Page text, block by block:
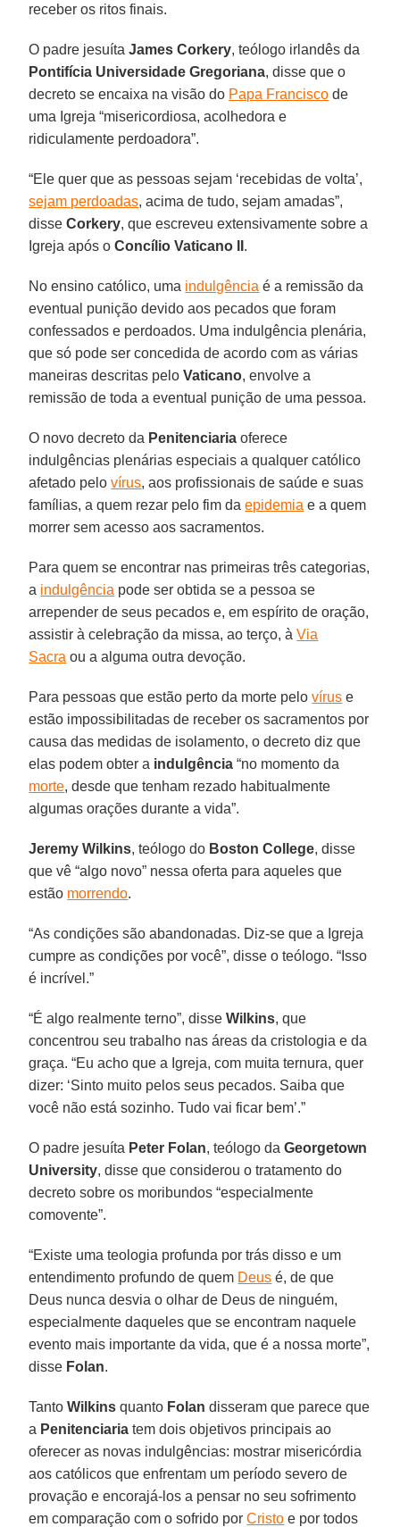
receber os ritos finais.
O padre jesuítaJames Corkery, teólogo irlandês da
Pontifícia Universidade Gregoriana, disse que o
decreto se encaixa na visão do Papa Francisco de
uma Igreja “misericordiosa, acolhedora e
ridiculamente perdoadora”.
“Ele quer que as pessoas sejam ‘recebidas de volta’,
sejam perdoadas, acima de tudo, sejam amadas”,
disseCorkery, que escreveu extensivamente sobre a
Igreja após oConcílio Vaticano II .
No ensino católico, uma indulgência é a remissão da
eventual punição devido aos pecados que foram
confessados e perdoados. Uma indulgência plenária,
que só pode ser concedida de acordo com as várias
maneiras descritas peloVaticano, envolve a
remissão de toda a eventual punição de uma pessoa.
O novo decreto da Penitenciaria oferece
indulgências plenárias especiais a qualquer católico
afetado pelovírus, aos profissionais de saúde e suas
famílias, a quem rezar pelo fim daepidemia e a quem
morrer sem acesso aos sacramentos.
Para quem se encontrar nas primeiras três categorias,
a indulgência pode ser obtida se a pessoa se
arrepender de seus pecados e, em espírito de oração,
assistir à celebração da missa, ao terço, àVia
Sacra ou a alguma outra devoção.
Para pessoas que estão perto da morte pelovírus e
estão impossibilitadas de receber os sacramentos por
causa das medidas de isolamento, o decreto diz que
elas podem obter a indulgência “no momento da
morte, desde que tenham rezado habitualmente
algumas orações durante a vida”.
Jeremy Wilkins, teólogo do Boston College, disse
que vê “algo novo” nessa oferta para aqueles que
estão morrendo.
“As condições são abandonadas. Diz-se que a Igreja
cumpre as condições por você”, disse o teólogo. “Isso
é incrível.”
“É algo realmente terno”, disseWilkins, que
concentrou seu trabalho nas áreas da cristologia e da
graça. “Eu acho que a Igreja, com muita ternura, quer
dizer: ‘Sinto muito pelos seus pecados. Saiba que
você não está sozinho. Tudo vai ficar bem’.”
O padre jesuíta Peter Folan, teólogo daGeorgetown
University, disse que considerou o tratamento do
decreto sobre os moribundos “especialmente
comovente”.
“Existe uma teologia profunda por trás disso e um
entendimento profundo de quem Deus é, de que
Deus nunca desvia o olhar de Deus de ninguém,
especialmente daqueles que se encontram naquele
evento mais importante da vida, que é a nossa morte”,
disse Folan.
TantoWilkins quanto Folan disseram que parece que
a Penitenciaria tem dois objetivos principais ao
oferecer as novas indulgências: mostrar misericórdia
aos católicos que enfrentam um período severo de
provação e encorajá-los a pensar no seu sofrimento
em comparação com o sofrido porCristo e por todos